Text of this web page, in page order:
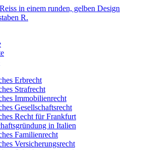
Erbrecht
Strafrecht
Immobilienrecht
Gesellschaftsrecht
Recht für Frankfurt
in Italien
Familienrecht
Versicherungsrecht